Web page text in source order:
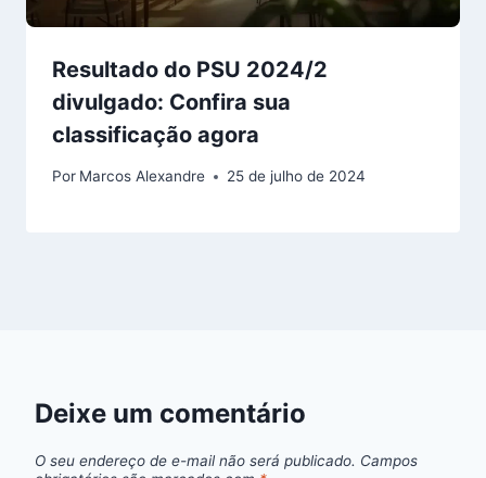
Resultado do PSU 2024/2
divulgado: Confira sua
classificação agora
Por Marcos Alexandre 25 de julho de 2024
Deixe um comentário
O seu endereço de e-mail não será publicado. Campos